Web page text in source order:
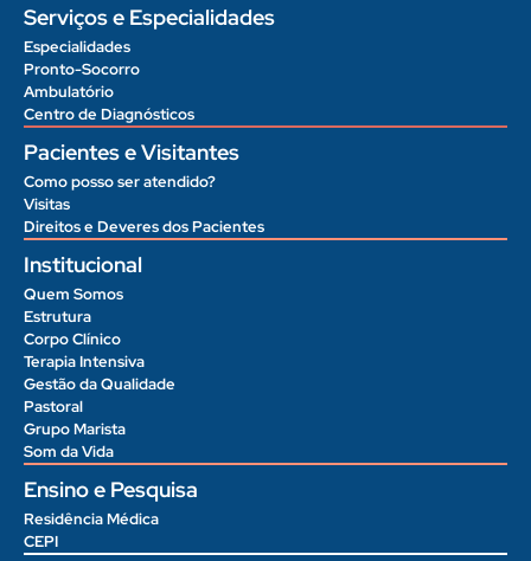
Serviços e Especialidades
Especialidades
Pronto-Socorro
Ambulatório
Centro de Diagnósticos
Pacientes e Visitantes
Como posso ser atendido?
Visitas
Direitos e Deveres dos Pacientes
Institucional
Quem Somos
Estrutura
Corpo Clínico
Terapia Intensiva
Gestão da Qualidade
Pastoral
Grupo Marista
Som da Vida
Ensino e Pesquisa
Residência Médica
CEPI